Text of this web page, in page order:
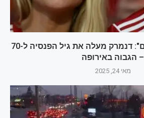
"למען הדורות הבאים": דנמרק מעלה את גיל הפנסיה ל-70
– הגבוה באירופה
מאי 24, 2025